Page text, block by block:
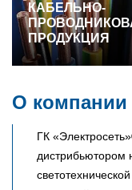
КАБЕЛЬНО-
ПРОДУКЦИЯ
О компании
ГК
дистрибьютором